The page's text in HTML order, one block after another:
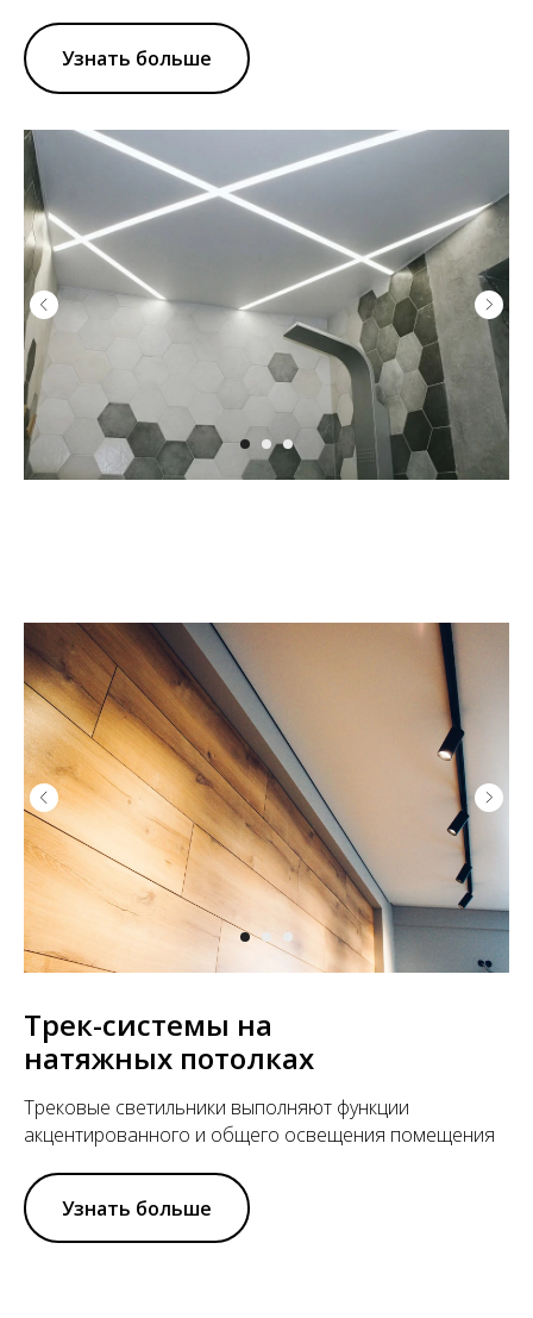
Узнать больше
Трек-системы на
натяжных потолках
Трековые светильники выполняют функции
акцентированного и общего освещения помещения
Узнать больше